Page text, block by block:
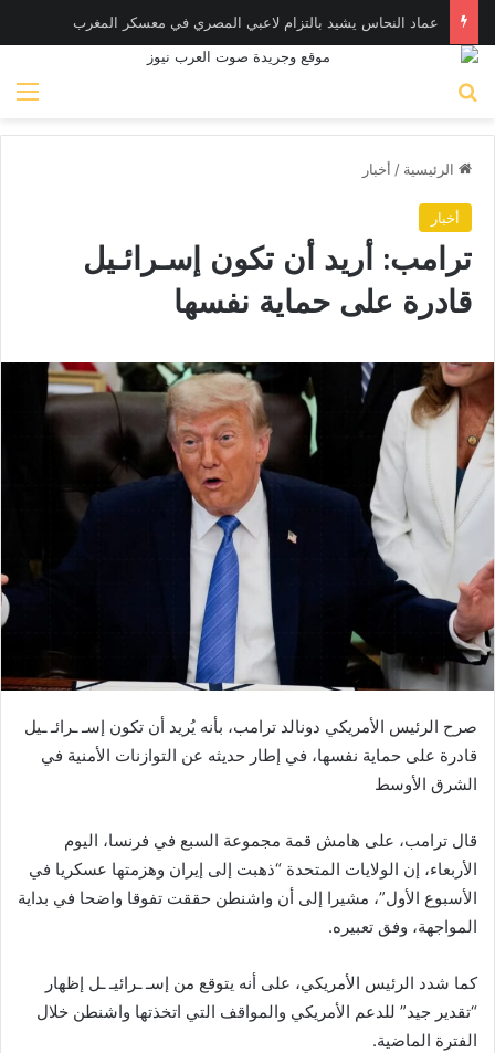
عماد النحاس يشيد بالتزام لاعبي المصري في معسكر المغرب
الرئيسية / أخبار
أخبار
ترامب: أريد أن تكون إسـرائـيل
قادرة على حماية نفسها
صرح الرئيس الأمريكي دونالد ترامب، بأنه يُريد أن تكون إسـ ـرائـ ـيل
قادرة على حماية نفسها، في إطار حديثه عن التوازنات الأمنية في
الشرق الأوسط
قال ترامب، على هامش قمة مجموعة السبع في فرنسا، اليوم
الأربعاء، إن الولايات المتحدة “ذهبت إلى إيران وهزمتها عسكريا في
الأسبوع الأول”، مشيرا إلى أن واشنطن حققت تفوقا واضحا في بداية
المواجهة، وفق تعبيره.
كما شدد الرئيس الأمريكي، على أنه يتوقع من إسـ ـرائيـ ـل إظهار
“تقدير جيد” للدعم الأمريكي والمواقف التي اتخذتها واشنطن خلال
الفترة الماضية.